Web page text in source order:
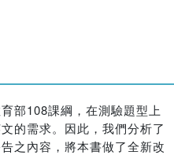
部108課綱，在測驗題型上
的需求。因此，我們分析了
之內容，將本書做了全新改